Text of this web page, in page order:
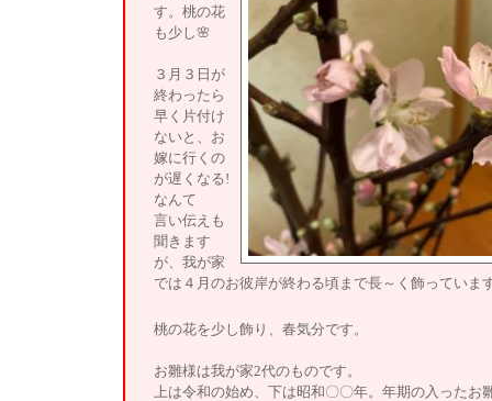
す。桃の花
も少し🌸
３月３日が
終わったら
早く片付け
ないと、お
嫁に行くの
が遅くなる!
なんて
言い伝えも
聞きます
が、我が家
では４月のお彼岸が終わる頃まで長～く飾っていま
桃の花を少し飾り、春気分です。
お雛様は我が家2代のものです。
上は令和の始め、下は昭和〇〇年。年期の入ったお